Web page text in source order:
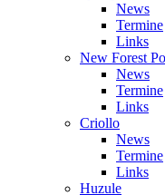
News
Termine
Links
New Forest
News
Termine
Links
Criollo
News
Termine
Links
Huzule